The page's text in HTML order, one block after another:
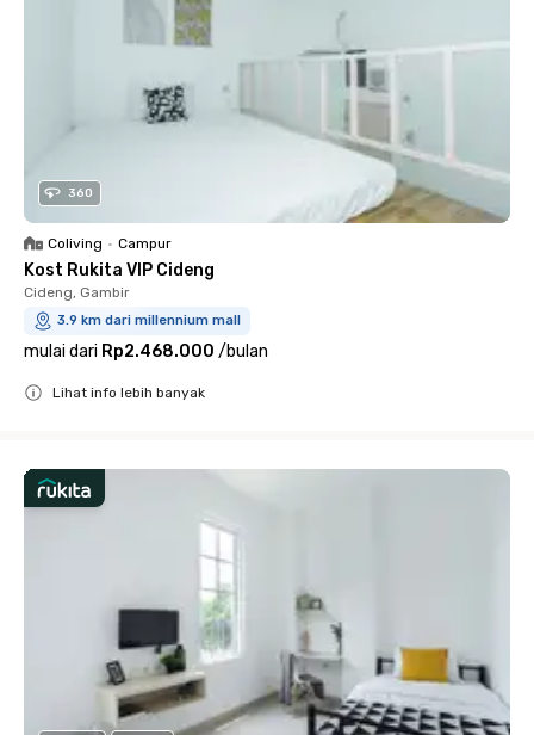
360
Coliving • Campur
Kost Rukita VIP Cideng
Cideng, Gambir
3.9 km dari millennium mall
mulai dari Rp2.468.000 /bulan
Lihat info lebih banyak